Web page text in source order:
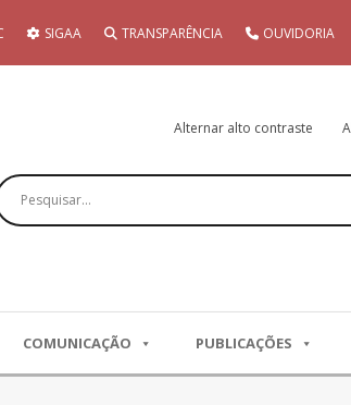
SIGAA TRANSPARÊNCIA OUVIDORIA
Alternar alto contraste
Pesquisar
COMUNICAÇÃO PUBLICAÇÕES